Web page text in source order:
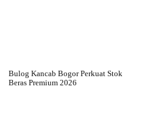
Bulog Kancab Bogor Perkuat Stok
Beras Premium 2026